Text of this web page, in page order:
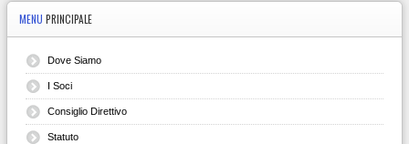
MENU PRINCIPALE
Dove Siamo
I Soci
Consiglio Direttivo
Statuto